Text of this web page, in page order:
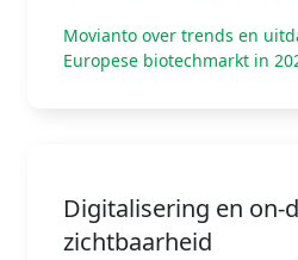
Movianto over trends en
Europese biotechmarkt in
Digitalisering en on-
zichtbaarheid